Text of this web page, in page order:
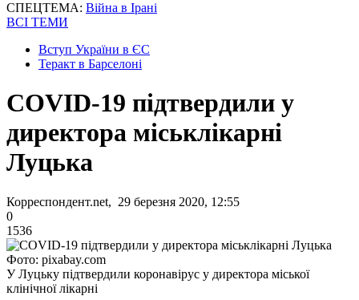
СПЕЦТЕМА: Війна в Ірані
ВСІ ТЕМИ
Вступ України в ЄС
Теракт в Барселоні
COVID-19 підтвердили у
директора міськлікарні
Луцька
Корреспондент.net, 29 березня 2020, 12:55
0
1536
Фото: pixabay.com
У Луцьку підтвердили коронавірус у директора міської
клінічної лікарні